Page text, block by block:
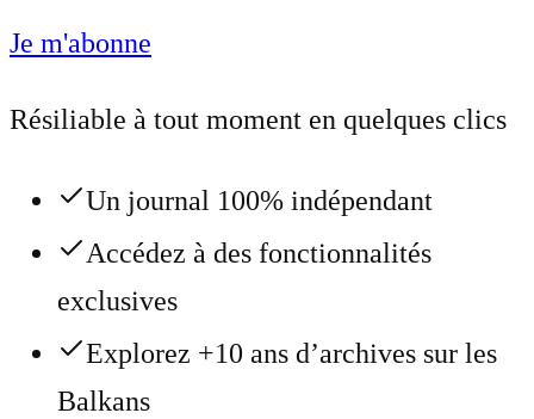
Je m'abonne
Résiliable à tout moment en quelques clics
Un journal 100% indépendant
Accédez à des fonctionnalités
exclusives
Explorez +10 ans d’archives sur les
Balkans